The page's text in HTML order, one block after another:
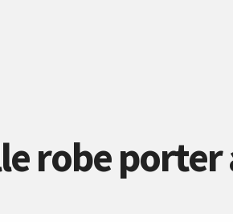
robe porter